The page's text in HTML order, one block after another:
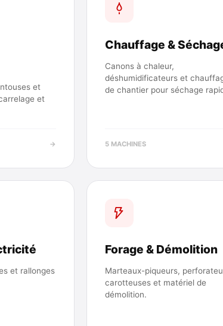
et
et
→
Chauffage &
Canons à chaleur,
déshumidificateurs et
de chantier pour séchage
5 MACHINES
et rallonges
Forage & Démolition
Marteaux-piqueurs,
carotteuses et matériel de
démolition.